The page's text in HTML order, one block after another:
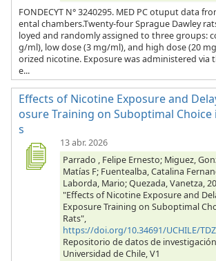
FONDECYT N° 3240295. MED PC otuput data
ental chambers.Twenty-four Sprague Dawley
loyed and randomly assigned to three groups:
g/ml), low dose (3 mg/ml), and high dose (20
orized nicotine. Exposure was administered via
e...
Effects of Nicotine Exposure and
osure Training on Suboptimal Choice
s
13 abr. 2026
Parrado , Felipe Ernesto; Miguez,
Matías F; Fuentealba, Catalina
Laborda, Mario; Quezada, Vanetza,
"Effects of Nicotine Exposure and
Exposure Training on Suboptimal
Rats",
https://doi.org/10.34691/UCHILE/
Repositorio de datos de
Universidad de Chile, V1